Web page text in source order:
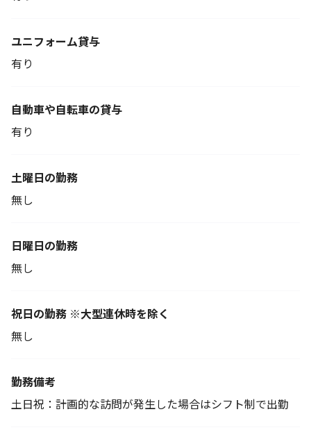
ユニフォーム貸与
有り
自動車や自転車の貸与
有り
土曜日の勤務
無し
日曜日の勤務
無し
祝日の勤務 ※大型連休時を除く
無し
勤務備考
土日祝：計画的な訪問が発生した場合はシフト制で出勤